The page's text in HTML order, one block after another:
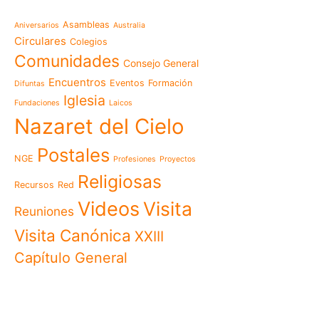
Aniversarios Asambleas Australia
Circulares Colegios
Comunidades Consejo General
Difuntas Encuentros Eventos Formación
Fundaciones Iglesia Laicos
Nazaret del Cielo
NGE Postales Profesiones Proyectos
Recursos Red Religiosas
Reuniones Videos Visita
Visita Canónica XXIII
Capítulo General